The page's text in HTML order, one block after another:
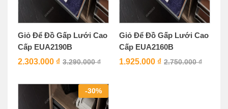
Giỏ Để Đồ Gấp Lưới Cao
Cấp EUA2190B
2.303.000 ₫ 3.290.000₫
Giỏ Để Đồ Gấp Lưới Cao
Cấp EUA2160B
1.925.000 ₫ 2.750.000₫
-30%